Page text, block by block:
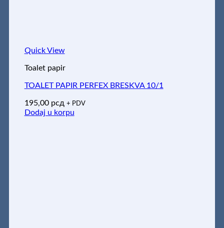
Quick View
Toalet papir
TOALET PAPIR PERFEX BRESKVA 10/1
195,00 рсд + PDV
Dodaj u korpu